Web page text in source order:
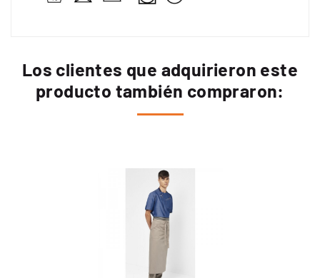
Los clientes que adquirieron este
producto también compraron: